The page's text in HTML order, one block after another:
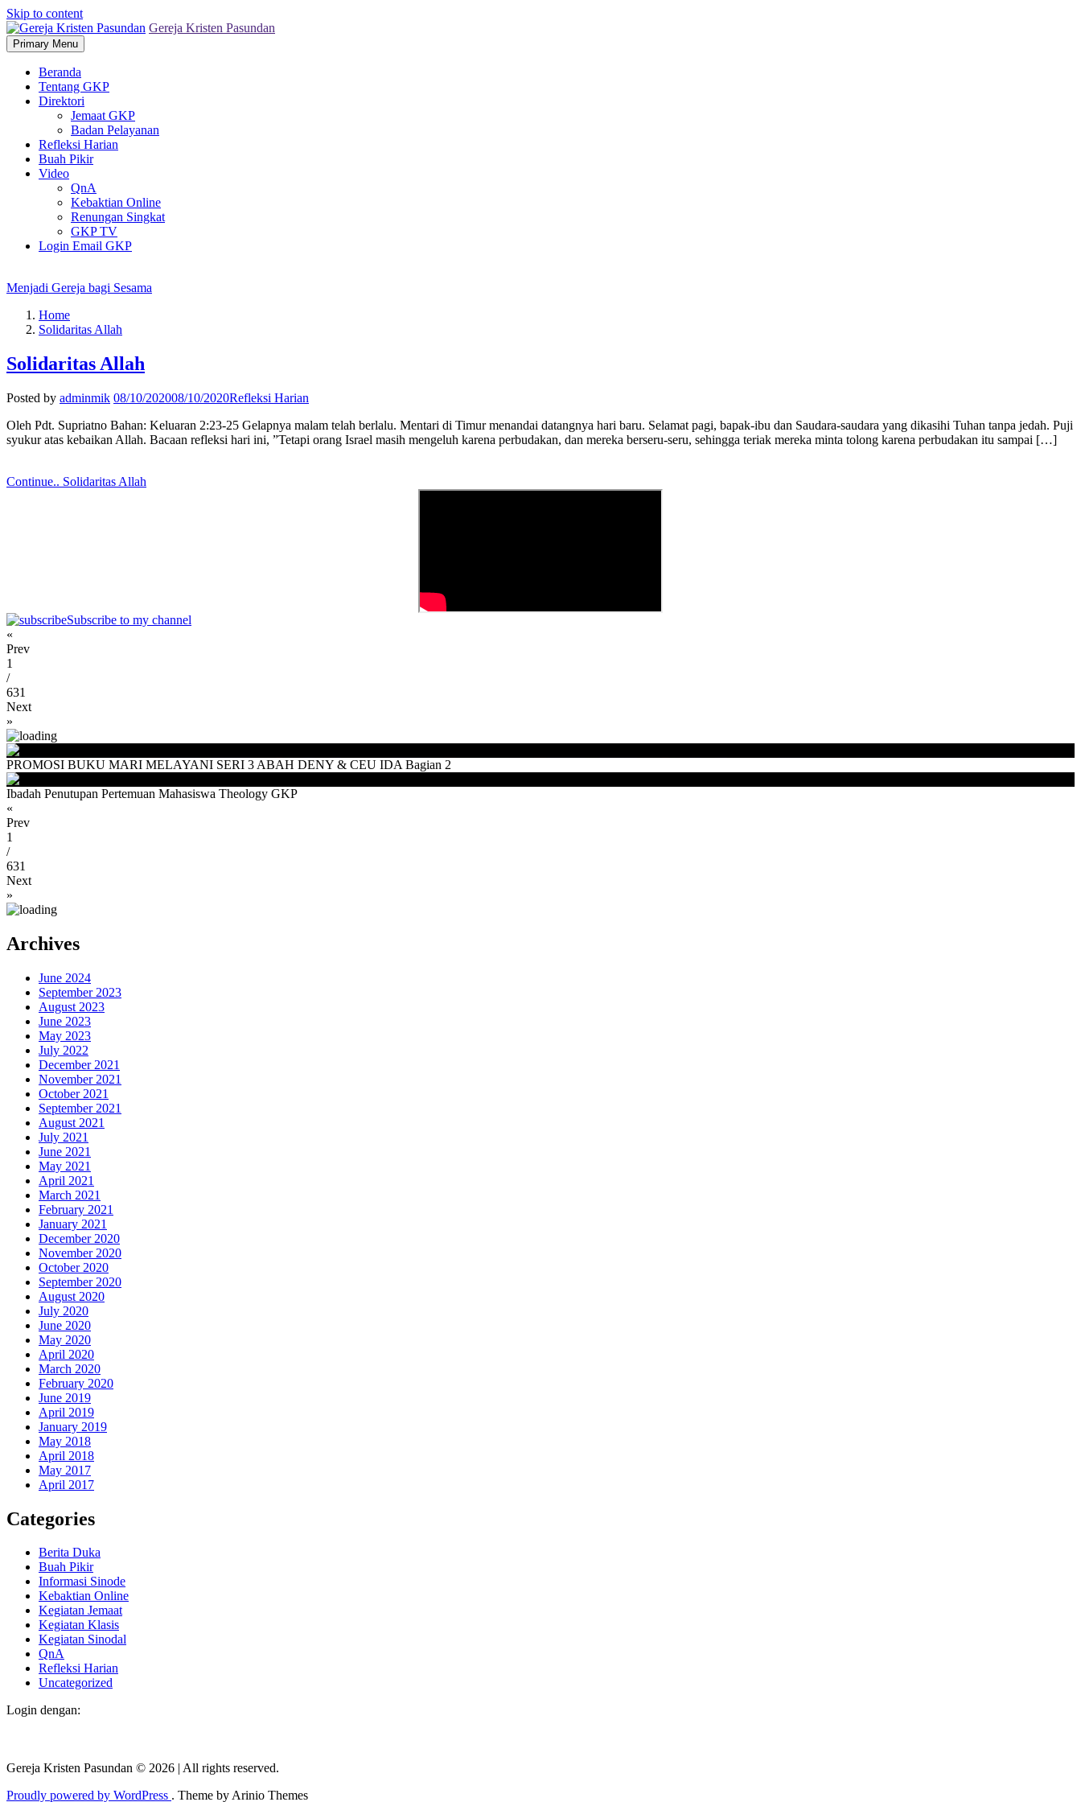
Skip to content
Gereja Kristen Pasundan
Primary Menu
Beranda
Tentang GKP
Direktori
Jemaat GKP
Badan Pelayanan
Refleksi Harian
Buah Pikir
Video
QnA
Kebaktian Online
Renungan Singkat
GKP TV
Login Email GKP
Menjadi Gereja bagi Sesama
Home
Solidaritas Allah
Solidaritas Allah
Posted by adminmik 08/10/202008/10/2020Refleksi Harian
Oleh Pdt. Supriatno Bahan: Keluaran 2:23-25 Gelapnya malam telah berlalu. Mentari di Timur menandai datangnya hari baru. Selamat pagi, bapak-ibu dan Saudara-saudara yang dikasihi Tuhan tanpa jedah. Puji
syukur atas kebaikan Allah. Bacaan refleksi hari ini, ”Tetapi orang Israel masih mengeluh karena perbudakan, dan mereka berseru-seru, sehingga teriak mereka minta tolong karena perbudakan itu sampai […]
Continue.. Solidaritas Allah
Subscribe to my channel
«
Prev
1
/
631
Next
»
PROMOSI BUKU MARI MELAYANI SERI 3 ABAH DENY & CEU IDA Bagian 2
Ibadah Penutupan Pertemuan Mahasiswa Theology GKP
«
Prev
1
/
631
Next
»
Archives
June 2024
September 2023
August 2023
June 2023
May 2023
July 2022
December 2021
November 2021
October 2021
September 2021
August 2021
July 2021
June 2021
May 2021
April 2021
March 2021
February 2021
January 2021
December 2020
November 2020
October 2020
September 2020
August 2020
July 2020
June 2020
May 2020
April 2020
March 2020
February 2020
June 2019
April 2019
January 2019
May 2018
April 2018
May 2017
April 2017
Categories
Berita Duka
Buah Pikir
Informasi Sinode
Kebaktian Online
Kegiatan Jemaat
Kegiatan Klasis
Kegiatan Sinodal
QnA
Refleksi Harian
Uncategorized
Login dengan:
Gereja Kristen Pasundan © 2026 | All rights reserved.
Proudly powered by WordPress . Theme by Arinio Themes